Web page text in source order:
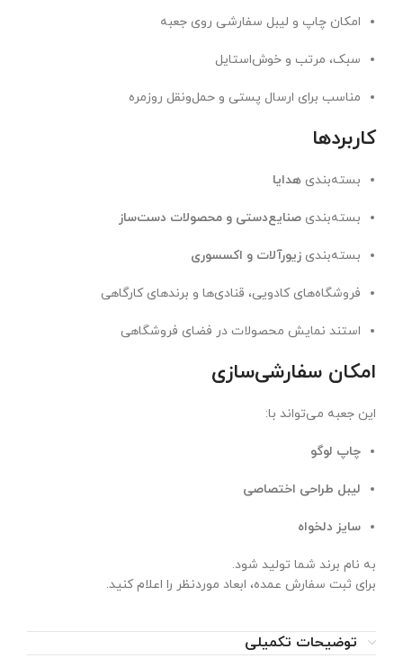
امکان چاپ و لیبل سفارشی روی جعبه
سبک، مرتب و خوش‌استایل
مناسب برای ارسال پستی و حمل‌ونقل روزمره
کاربردها
بسته‌بندی هدایا
بسته‌بندی صنایع‌دستی و محصولات دست‌ساز
بسته‌بندی زیورآلات و اکسسوری
فروشگاه‌های کادویی، قنادی‌ها و برندهای کارگاهی
استند نمایش محصولات در فضای فروشگاهی
امکان سفارشی‌سازی
این جعبه می‌تواند با:
چاپ لوگو
لیبل طراحی اختصاصی
سایز دلخواه
به نام برند شما تولید شود.
برای ثبت سفارش عمده، ابعاد موردنظر را اعلام کنید.
توضیحات تکمیلی